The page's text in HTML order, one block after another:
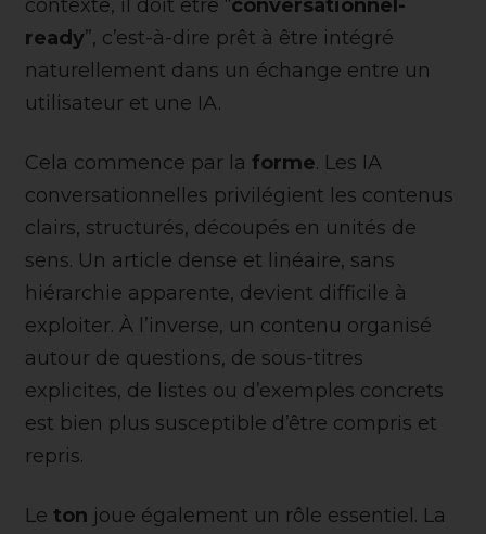
contexte, il doit être “conversationnel-
ready”, c’est-à-dire prêt à être intégré
naturellement dans un échange entre un
utilisateur et une IA.
Cela commence par la forme. Les IA
conversationnelles privilégient les contenus
clairs, structurés, découpés en unités de
sens. Un article dense et linéaire, sans
hiérarchie apparente, devient difficile à
exploiter. À l’inverse, un contenu organisé
autour de questions, de sous-titres
explicites, de listes ou d’exemples concrets
est bien plus susceptible d’être compris et
repris.
Le ton joue également un rôle essentiel. La